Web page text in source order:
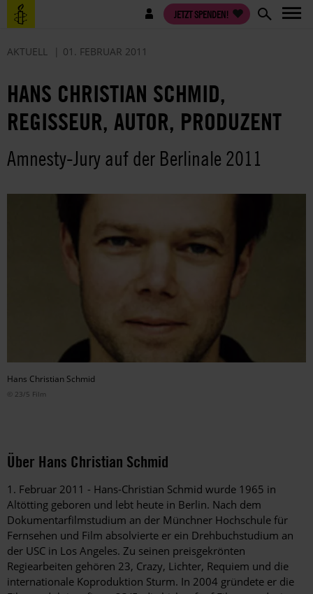
Direkt
zum
Benutzermenü JETZT SPENDEN!
AKTUELL 01. FEBRUAR 2011
HANS CHRISTIAN SCHMID,
REGISSEUR, AUTOR, PRODUZENT
Amnesty-Jury auf der Berlinale 2011
Hans Christian Schmid
© 23/5 Film
Über Hans Christian Schmid
1. Februar 2011 - Hans-Christian Schmid wurde 1965 in
Altötting geboren und lebt heute in Berlin. Nach dem
Dokumentarfilmstudium an der Münchner Hochschule für
Fernsehen und Film absolvierte er ein Drehbuchstudium an
der USC in Los Angeles. Zu seinen preisgekrönten
Regiearbeiten gehören 23, Crazy, Lichter, Requiem und die
internationale Koproduktion Sturm. In 2004 gründete er die